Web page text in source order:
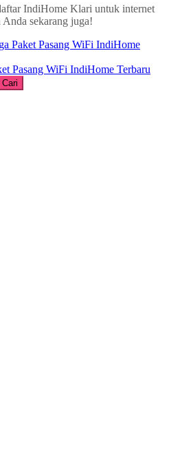
IndiHome Klari untuk internet
sekarang juga!
Paket Pasang WiFi IndiHome
Pasang WiFi IndiHome Terbaru